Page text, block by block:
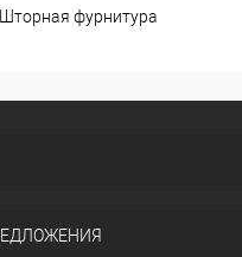
Шторная фурнитура